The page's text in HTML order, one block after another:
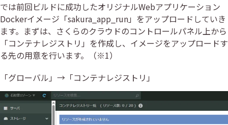
では前回ビルドに成功したオリジナルWebアプリケーション
Dockerイメージ「sakura_app_run」をアップロードしていき
ます。まずは、さくらのクラウドのコントロールパネル上から
「コンテナレジストリ」を作成し、イメージをアップロードす
る先の用意を行います。（※1）
「グローバル」→「コンテナレジストリ」